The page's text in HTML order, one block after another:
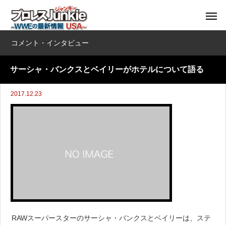
コメント・インタビュー
サーシャ・バンクスとベイリーがホテルについて語る
2017.12.23
RAWスーパースターのサーシャ・バンクスとベイリーは、ステ